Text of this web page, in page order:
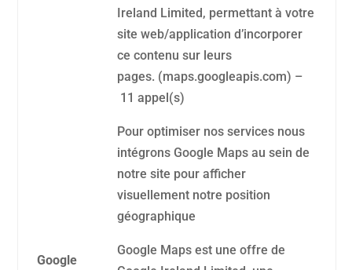
Google
Ireland Limited, permettant à votre
site web/application d’incorporer
ce contenu sur leurs
pages. (maps.googleapis.com) –
11 appel(s)
Pour optimiser nos services nous
intégrons Google Maps au sein de
notre site pour afficher
visuellement notre position
géographique
Google Maps est une offre de